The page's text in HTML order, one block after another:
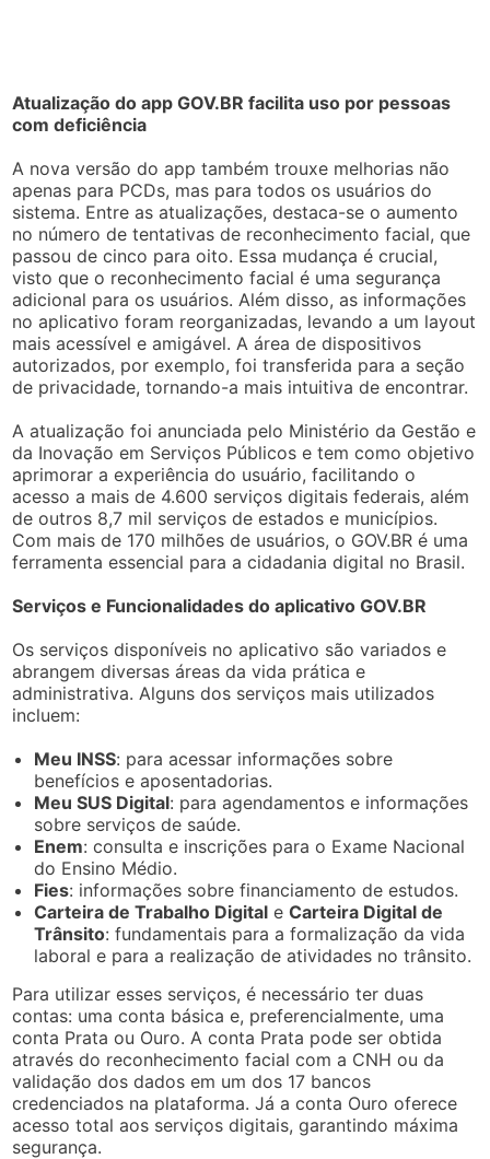
Atualização do app GOV.BR facilita uso por pessoas
com deficiência
A nova versão do app também trouxe melhorias não
apenas para PCDs, mas para todos os usuários do
sistema. Entre as atualizações, destaca-se o aumento
no número de tentativas de reconhecimento facial, que
passou de cinco para oito. Essa mudança é crucial,
visto que o reconhecimento facial é uma segurança
adicional para os usuários. Além disso, as informações
no aplicativo foram reorganizadas, levando a um layout
mais acessível e amigável. A área de dispositivos
autorizados, por exemplo, foi transferida para a seção
de privacidade, tornando-a mais intuitiva de encontrar.
A atualização foi anunciada pelo Ministério da Gestão e
da Inovação em Serviços Públicos e tem como objetivo
aprimorar a experiência do usuário, facilitando o
acesso a mais de 4.600 serviços digitais federais, além
de outros 8,7 mil serviços de estados e municípios.
Com mais de 170 milhões de usuários, o GOV.BR é uma
ferramenta essencial para a cidadania digital no Brasil.
Serviços e Funcionalidades do aplicativo GOV.BR
Os serviços disponíveis no aplicativo são variados e
abrangem diversas áreas da vida prática e
administrativa. Alguns dos serviços mais utilizados
incluem:
Meu INSS: para acessar informações sobre
benefícios e aposentadorias.
Meu SUS Digital: para agendamentos e informações
sobre serviços de saúde.
Enem: consulta e inscrições para o Exame Nacional
do Ensino Médio.
Fies: informações sobre financiamento de estudos.
Carteira de Trabalho Digital eCarteira Digital de
Trânsito: fundamentais para a formalização da vida
laboral e para a realização de atividades no trânsito.
Para utilizar esses serviços, é necessário ter duas
contas: uma conta básica e, preferencialmente, uma
conta Prata ou Ouro. A conta Prata pode ser obtida
através do reconhecimento facial com a CNH ou da
validação dos dados em um dos 17 bancos
credenciados na plataforma. Já a conta Ouro oferece
acesso total aos serviços digitais, garantindo máxima
segurança.